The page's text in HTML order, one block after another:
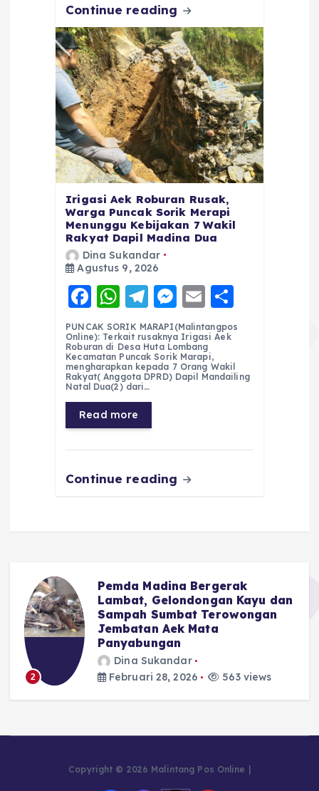
Continue reading
Irigasi Aek Roburan Rusak,
Warga Puncak Sorik Merapi
Menunggu Kebijakan 7 Wakil
Rakyat Dapil Madina Dua
Dina Sukandar
Agustus 9, 2026
F
a
c
e
b
o
o
k
W
h
a
ts
A
p
p
T
el
e
g
r
a
m
M
e
ss
e
n
E
m
ai
l
h
re
PUNCAK SORIK MARAPI(Malintangpos
Online): Terkait rusaknya Irigasi Aek
Roburan di Desa Huta Lombang
Kecamatan Puncak Sorik Marapi,
mengharapkan kepada 7 Orang Wakil
Rakyat( Anggota DPRD) Dapil Mandailing
Natal Dua(2) dari…
Read more
Continue reading
2
Pemda Madina Bergerak
Lambat, Gelondongan Kayu dan
Sampah Sumbat Terowongan
Jembatan Aek Mata
Panyabungan
Dina Sukandar
Februari 28, 2026
563 views
Copyright © 2026 Malintang Pos Online |